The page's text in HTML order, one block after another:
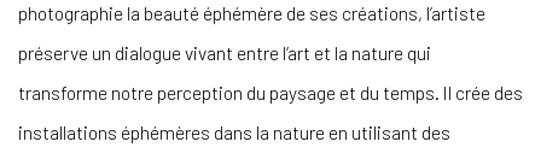
photographie la beauté éphémère de ses créations, l’artiste
préserve un dialogue vivant entre l’art et la nature qui
transforme notre perception du paysage et du temps. Il crée des
installations éphémères dans la nature en utilisant des